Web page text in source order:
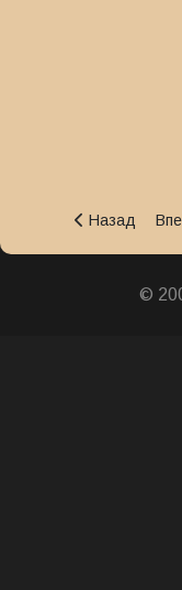
Предыдущий:
Назад
©